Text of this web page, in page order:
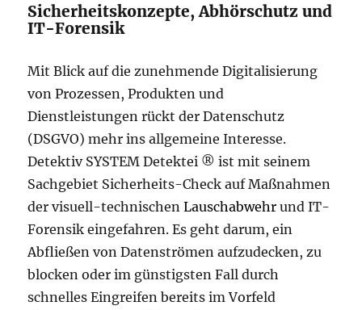
Sicherheitskonzepte, Abhörschutz und
IT-Forensik
Mit Blick auf die zunehmende Digitalisierung
von Prozessen, Produkten und
Dienstleistungen rückt der Datenschutz
(DSGVO) mehr ins allgemeine Interesse.
Detektiv SYSTEM Detektei ® ist mit seinem
Sachgebiet Sicherheits-Check auf Maßnahmen
der visuell-technischenLauschabwehrund IT-
Forensik eingefahren. Es geht darum, ein
Abfließen von Datenströmen aufzudecken, zu
blocken oder im günstigsten Fall durch
schnelles Eingreifen bereits im Vorfeld